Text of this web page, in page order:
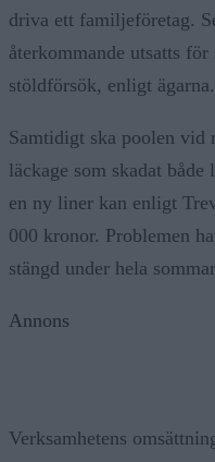
driva ett familjeföretag.
återkommande utsatts
stöldförsök, enligt ägarna.
Samtidigt ska poolen vid
läckage som skadat
en ny liner kan enligt
000 kronor. Problemen
stängd under hela
Annons
Verksamhetens